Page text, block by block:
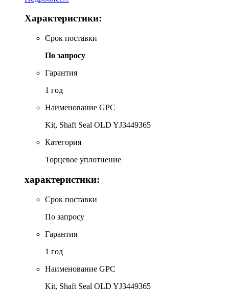
Характеристики:
Срок поставки
По запросу
Гарантия
1 год
Наименование GPC
Kit, Shaft Seal OLD YJ3449365
Категория
Торцевое уплотнение
характеристики:
Срок поставки
По запросу
Гарантия
1 год
Наименование GPC
Kit, Shaft Seal OLD YJ3449365